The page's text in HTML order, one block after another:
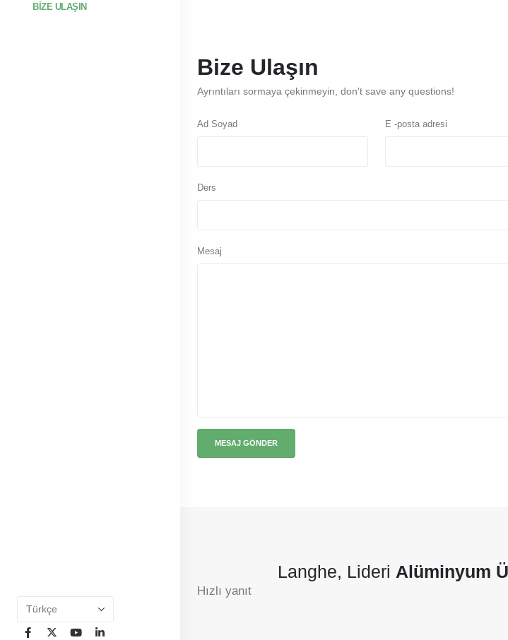
BIZE ULAŞIN
Bize Ulaşın
Ayrıntıları sormaya çekinmeyin, don't save any questions!
Ad Soyad E -posta adresi
Ders
Mesaj
Langhe, Lideri Alüminyum
Hızlı yanıt